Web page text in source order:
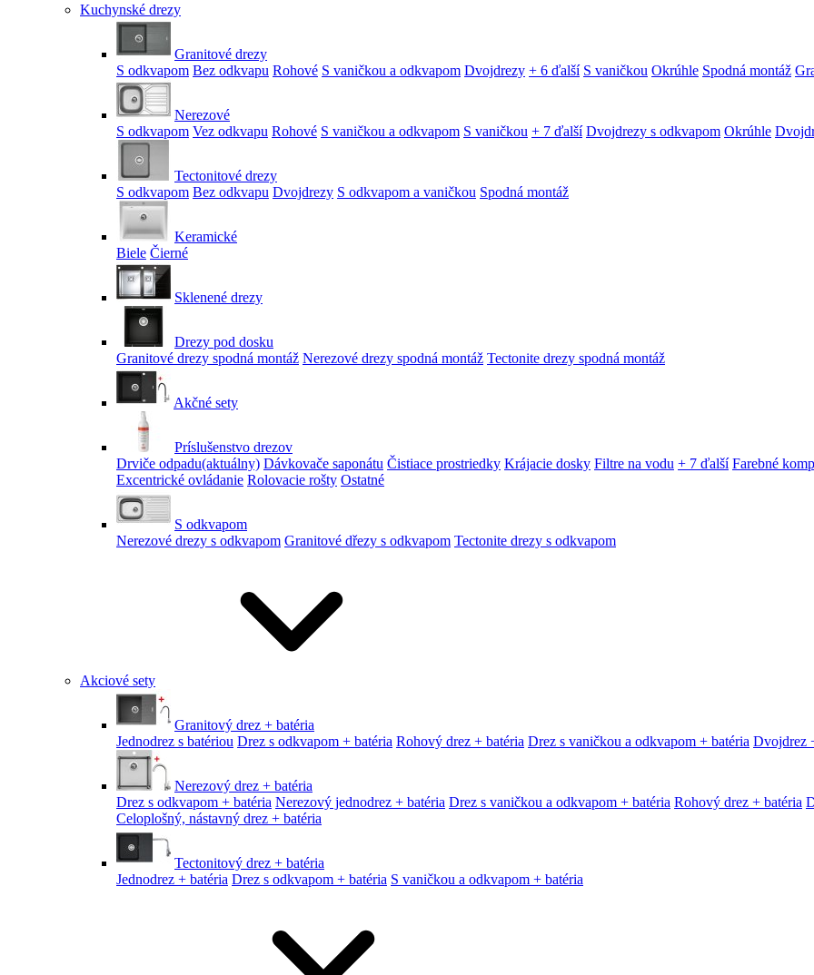
Kuchynské drezy
Granitové drezy
S odkvapom Bez odkvapu Rohové S vaničkou a odkvapom Dvojdrezy + 6 ďalší S vaničkou Okrúhle Spodná montáž
Nerezové
S odkvapom Vez odkvapu Rohové S vaničkou a odkvapom S vaničkou + 7 ďalší Dvojdrezy s odkvapom Okrúhle
Tectonitové drezy
S odkvapom Bez odkvapu Dvojdrezy S odkvapom a vaničkou Spodná montáž
Keramické
Biele Čierné
Sklenené drezy
Drezy pod dosku
Granitové drezy spodná montáž Nerezové drezy spodná montáž Tectonite drezy spodná montáž
Akčné sety
Príslušenstvo drezov
Drviče odpadu(aktuálny) Dávkovače saponátu Čistiace prostriedky Krájacie dosky Filtre na vodu + 7 ďalší Farebné
Excentrické ovládanie Rolovacie rošty Ostatné
S odkvapom
Nerezové drezy s odkvapom Granitové dřezy s odkvapom Tectonite drezy s odkvapom
Akciové sety
Granitový drez + batéria
Jednodrez s batériou Drez s odkvapom + batéria Rohový drez + batéria Drez s vaničkou a odkvapom + batéria Dvojdrez
Nerezový drez + batéria
Drez s odkvapom + batéria Nerezový jednodrez + batéria Drez s vaničkou a odkvapom + batéria Rohový drez + batéria
Celoplošný, nástavný drez + batéria
Tectonitový drez + batéria
Jednodrez + batéria Drez s odkvapom + batéria S vaničkou a odkvapom + batéria